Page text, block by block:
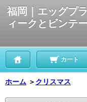
福岡｜エッグプ
ィークとビンテ
カート
ホーム ＞ クリスマス